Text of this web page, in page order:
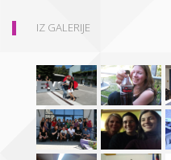
IZ GALERIJE